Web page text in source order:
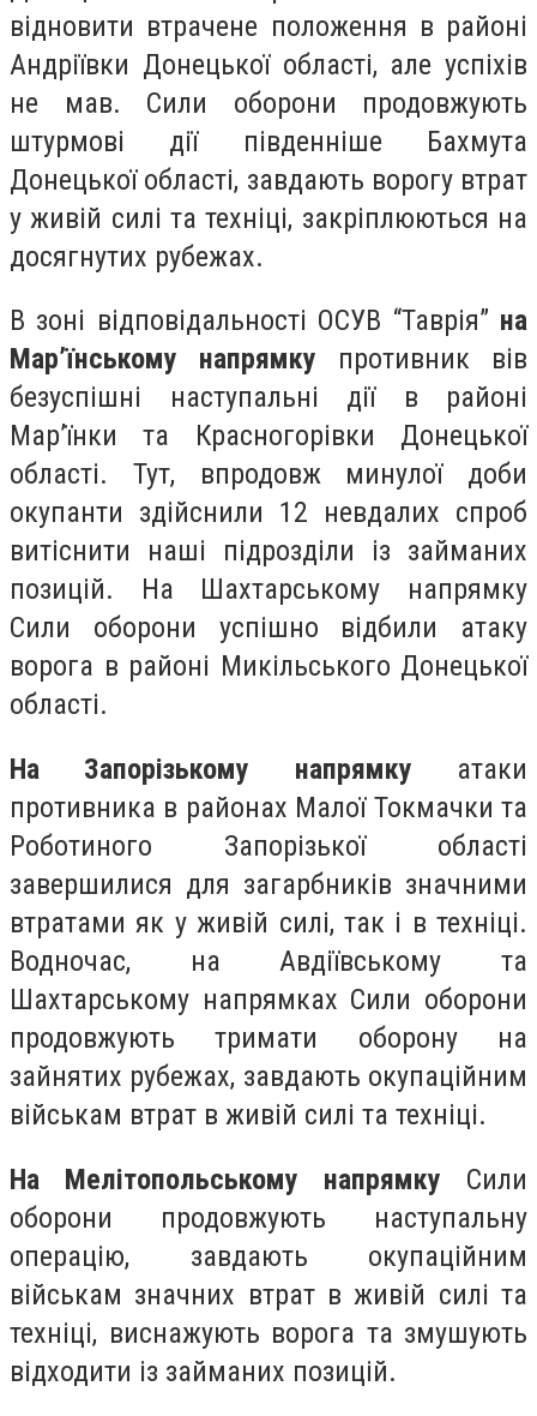
відновити втрачене положення в районі
Андріївки Донецької області, але успіхів
не мав. Сили оборони продовжують
штурмові дії південніше Бахмута
Донецької області, завдають ворогу втрат
у живій силі та техніці, закріплюються на
досягнутих рубежах.
В зоні відповідальності ОСУВ “Таврія” на
Мар’їнському напрямку противник вів
безуспішні наступальні дії в районі
Мар’їнки та Красногорівки Донецької
області. Тут, впродовж минулої доби
окупанти здійснили 12 невдалих спроб
витіснити наші підрозділи із займаних
позицій. На Шахтарському напрямку
Сили оборони успішно відбили атаку
ворога в районі Микільського Донецької
області.
На Запорізькому напрямку атаки
противника в районах Малої Токмачки та
Роботиного Запорізької області
завершилися для загарбників значними
втратами як у живій силі, так і в техніці.
Водночас, на Авдіївському та
Шахтарському напрямках Сили оборони
продовжують тримати оборону на
зайнятих рубежах, завдають окупаційним
військам втрат в живій силі та техніці.
На Мелітопольському напрямку Сили
оборони продовжують наступальну
операцію, завдають окупаційним
військам значних втрат в живій силі та
техніці, виснажують ворога та змушують
відходити із займаних позицій.